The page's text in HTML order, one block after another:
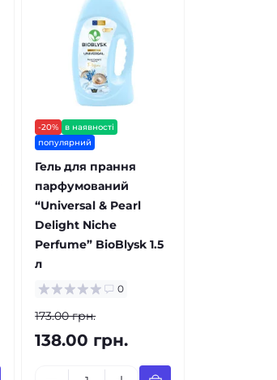
-20%
в наявності
популярний
Гель для прання
парфумований
“Universal & Pearl
Delight Niche
Perfume” BioBlysk 1.5
л
0
173.00 грн.
138.00 грн.